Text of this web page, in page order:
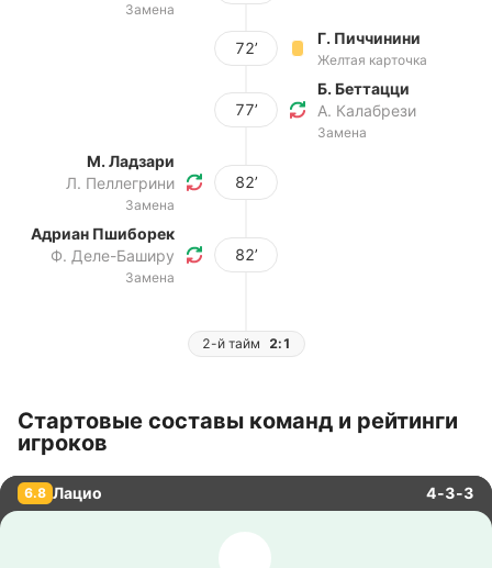
Замена
72’
Г. Пиччинини
Желтая карточка
77’
Б. Беттацци
А. Калабрези
Замена
М. Ладзари
Л. Пеллегрини
Замена
82’
Адриан Пшиборек
Ф. Деле-Баширу
Замена
82’
2-й тайм 2:1
Стартовые составы команд и рейтинги
игроков
6.8 Лацио 4-3-3